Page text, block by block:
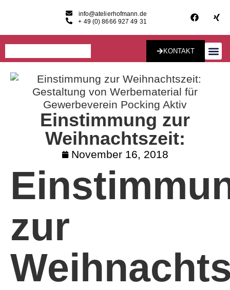
info@atelierhofmann.de
+ 49 (0) 8666 927 49 31
KONTAKT
Einstimmung zur
Weihnachtszeit:
November 16, 2018
zur